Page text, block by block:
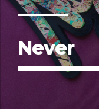
Never